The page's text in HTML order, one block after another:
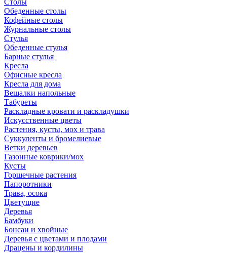
Столы
Обеденные столы
Кофейные столы
Журнальные столы
Стулья
Обеденные стулья
Барные стулья
Кресла
Офисные кресла
Кресла для дома
Вешалки напольные
Табуреты
Раскладные кровати и раскладушки
Искусственные цветы
Растения, кусты, мох и трава
Суккуленты и бромелиевые
Ветки деревьев
Газонные коврики/мох
Кусты
Горшечные растения
Папоротники
Трава, осока
Цветущие
Деревья
Бамбуки
Бонсаи и хвойные
Деревья с цветами и плодами
Драцены и кордилины